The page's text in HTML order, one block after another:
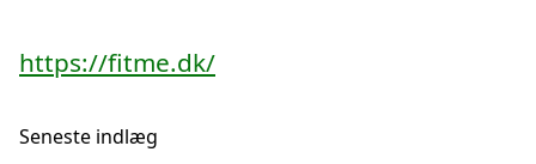
https://fitme.dk/
Seneste indlæg